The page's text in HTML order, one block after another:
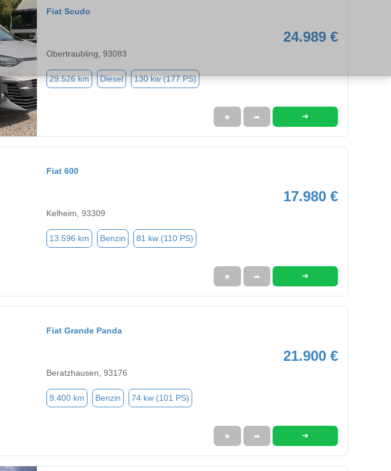
Fiat Scudo
24.989 €
Obertraubling, 93083
29.526 km Diesel 130 kw (177 PS)
★ ➦ ➜
Fiat 600
17.980 €
Kelheim, 93309
13.596 km Benzin 81 kw (110 PS)
★ ➦ ➜
Fiat Grande Panda
21.900 €
Beratzhausen, 93176
9.400 km Benzin 74 kw (101 PS)
★ ➦ ➜